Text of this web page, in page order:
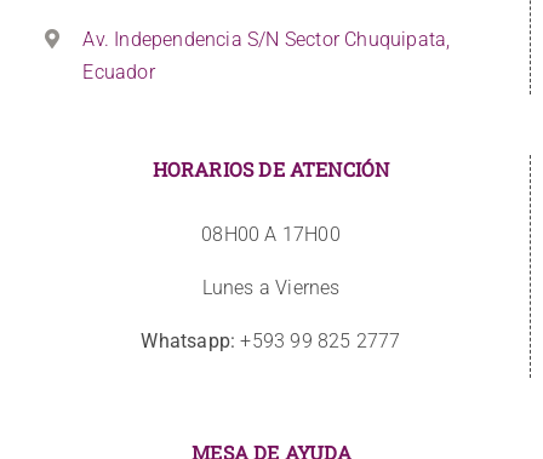
Av. Independencia S/N Sector Chuquipata,
Ecuador
HORARIOS DE ATENCIÓN
08H00 A 17H00
Lunes a Viernes
Whatsapp: +593 99 825 2777
MESA DE AYUDA